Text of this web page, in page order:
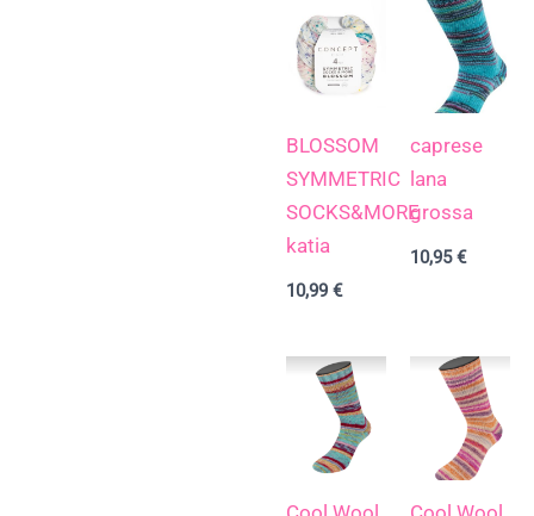
BLOSSOM
SYMMETRIC
SOCKS&MORE
katia
10,99 €
caprese
lana
grossa
10,95€